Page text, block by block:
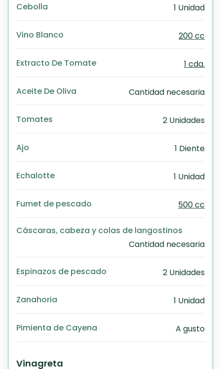
Cebolla 1 Unidad
Vino Blanco 200 cc
Extracto De Tomate 1 cda.
Aceite De Oliva Cantidad necesaria
Tomates 2 Unidades
Ajo 1 Diente
Echalotte 1 Unidad
Fumet de pescado 500 cc
Cáscaras, cabeza y colas de langostinos
Cantidad necesaria
Espinazos de pescado 2 Unidades
Zanahoria 1 Unidad
Pimienta de Cayena A gusto
Vinagreta